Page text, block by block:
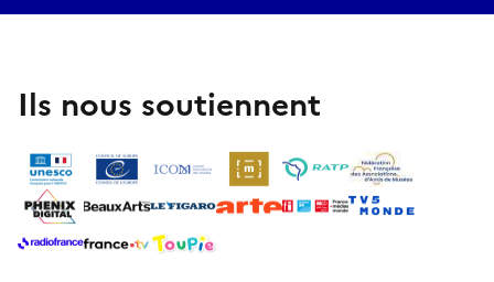
Ils nous soutiennent